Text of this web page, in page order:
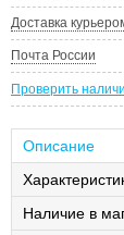
Доставка
Почта России
Проверить
Описание
Наличие в